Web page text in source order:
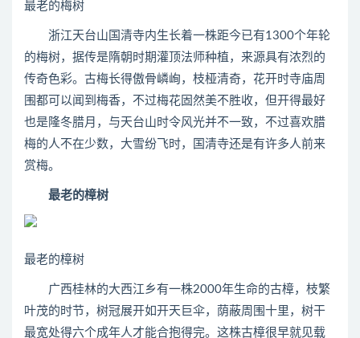
最老的梅树
浙江天台山国清寺内生长着一株距今已有1300个年轮
的梅树，据传是隋朝时期灌顶法师种植，来源具有浓烈的
传奇色彩。古梅长得傲骨嶙峋，枝桠清奇，花开时寺庙周
围都可以闻到梅香，不过梅花固然美不胜收，但开得最好
也是隆冬腊月，与天台山时令风光并不一致，不过喜欢腊
梅的人不在少数，大雪纷飞时，国清寺还是有许多人前来
赏梅。
最老的樟树
最老的樟树
广西桂林的大西江乡有一株2000年生命的古樟，枝繁
叶茂的时节，树冠展开如开天巨伞，荫蔽周围十里，树干
最宽处得六个成年人才能合抱得完。这株古樟很早就见载